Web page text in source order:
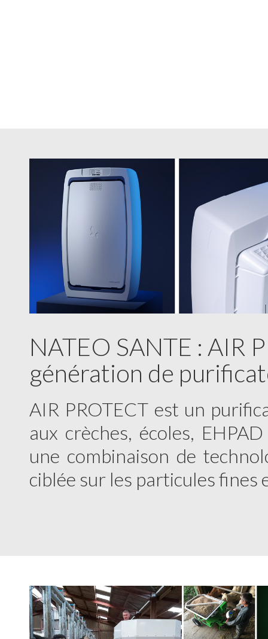
NATEO SANTE : AIR
génération de
AIR PROTECT est un
aux crèches, écoles,
une combinaison de
ciblée sur les particules fines